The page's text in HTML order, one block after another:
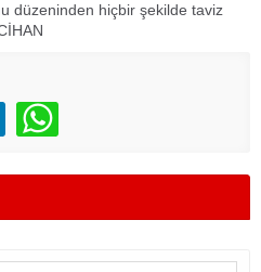
düzeninden hiçbir şekilde taviz